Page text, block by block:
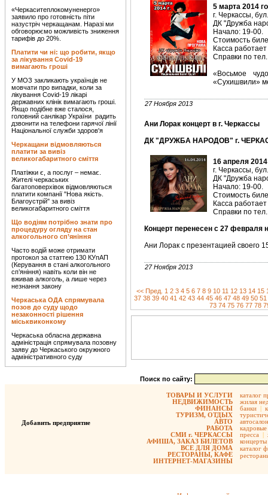
«Черкаситеплокомуненерго»
заявило про готовність піти
назустріч черкащанам. Наразі ми
обговорюємо можливість зниження
тарифів до 20%.
Платити чи ні: що робити, якщо
за лікування Covid-19
вимагають гроші
У МОЗ закликають українців не
мовчати про випадки, коли за
лікування Covid-19 лікарі
державних клінік вимагають гроші.
Якщо подібне вже сталося,
головний санлікар України радить
дзвонити на телефони гарячої лінії
Національної служби здоров'я
Черкащани відмовляються
платити за вивіз
великогабаритного сміття
Платіжки є, а послуг – немає.
Жителі черкаських
багатоповерхівок відмовляються
платити компанії "Нова якість.
Благоустрій" за вивіз
великогабаритного сміття
Що водіям потрібно знати про
процедуру огляду на стан
алкогольного сп’яніння
Часто водій може отримати
протокол за статтею 130 КУпАП
(Керування в стані алкогольного
сп’яніння) навіть коли він не
вживав алкоголь, а лише через
незнання закону
Черкаська ОДА спрямувала
позов до суду щодо
незаконності рішення
міськвиконкому
Черкаська обласна державна
адміністрація спрямувала позовну
заяву до Черкаського окружного
адміністративного суду
5 марта 2014
г. Черкассы,
ДК "Дружба
Начало: 19-00.
Стоимость
Касса
Справки по
«Восьмое
«Сухишвили»
27 Ноября 2013
Ани Лорак концерт в г. Черкассы
ДК "ДРУЖБА НАРОДОВ" г.
16 апреля
г. Черкассы,
ДК "Дружба
Начало: 19-00.
Стоимость
Касса
Справки по
Концерт перенесен с 27 февраля
Ани Лорак с презентацией своего
27 Ноября 2013
<< Пред. 1 2 3 4 5 6 7 8 9 10 11 12 13 14 15
37 38 39 40 41 42 43 44 45 46 47 48 49 50 51
73 74 75 76 77 78
Поиск по сайту:
Добавить предприятие
ТОВАРЫ И УСЛУГИ
НЕДВИЖИМОСТЬ
ФИНАНСЫ
ТУРИЗМ, ОТДЫХ
АВТО
РАБОТА
СМИ г. ЧЕРКАССЫ
АФИША, ЗАКАЗ БИЛЕТОВ
ВСЕ ДЛЯ ДОМА
РЕСТОРАНЫ, КАФЕ
ИНТЕРНЕТ-МАГАЗИНЫ
каталог
жилая
банки |
кадровые
пресса |
концерты
каталог